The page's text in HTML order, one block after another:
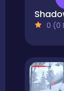
0 (0